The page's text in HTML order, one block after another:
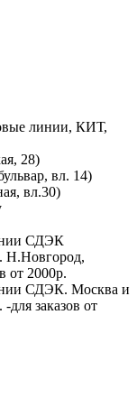
линии, КИТ,
28)
вл. 14)
вл.30)
СДЭК
Н.Новгород,
от 2000р.
СДЭК. Москва и
для заказов от